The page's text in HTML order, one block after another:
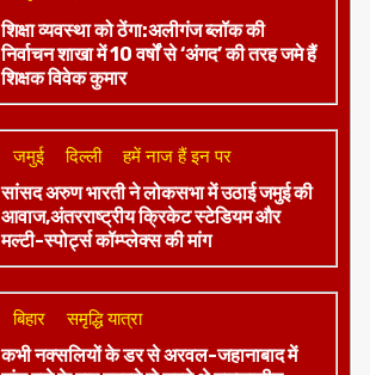
शिक्षा व्यवस्था को ठेंगा:अलीगंज ब्लॉक की
निर्वाचन शाखा में 10 वर्षों से ‘अंगद’ की तरह जमे हैं
शिक्षक विवेक कुमार
जमुई दिल्ली हमें नाज हैं इन पर
​सांसद अरुण भारती ने लोकसभा में उठाई जमुई की
आवाज,अंतरराष्ट्रीय क्रिकेट स्टेडियम और
मल्टी-स्पोर्ट्स कॉम्प्लेक्स की मांग
बिहार समृद्धि यात्रा
कभी नक्सलियों के डर से अरवल-जहानाबाद में